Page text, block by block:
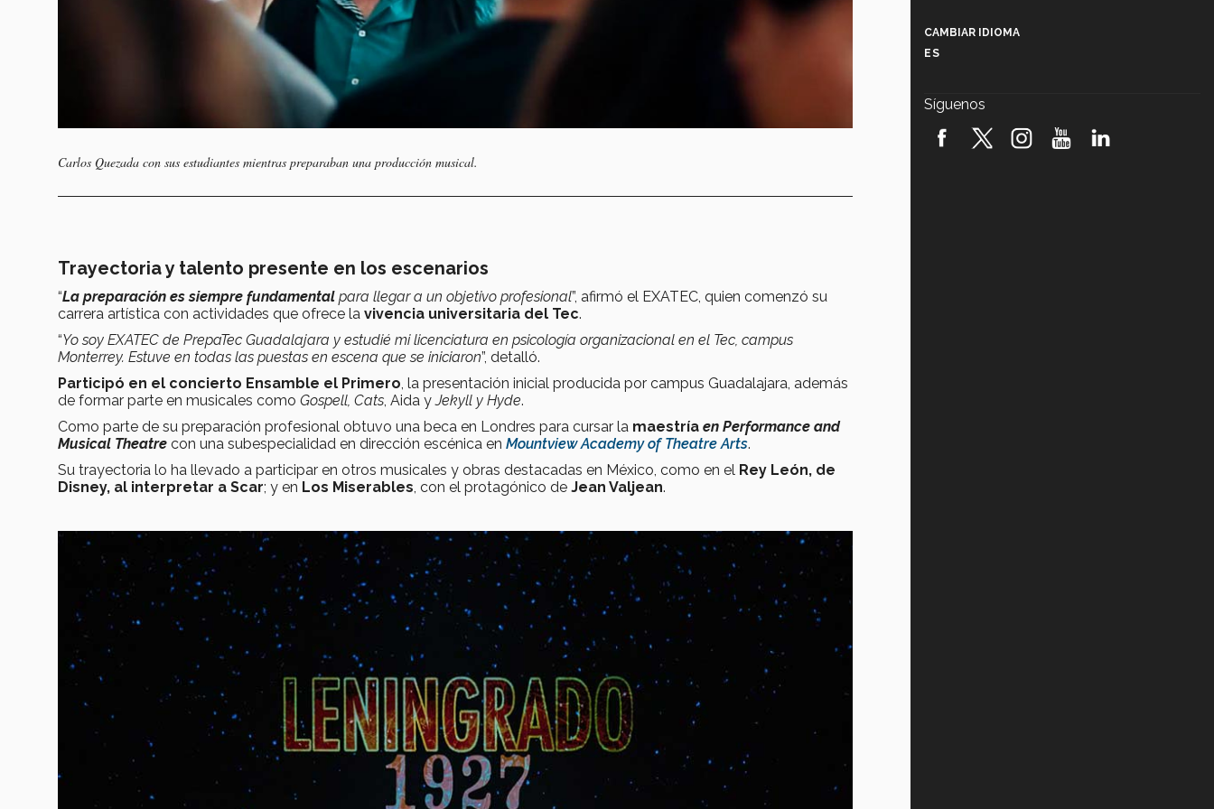
Carlos Quezada con sus estudiantes mientras preparaban una producción musical.
Trayectoria y talento presente en los escenarios
“La preparación es siempre fundamental para llegar a un objetivo profesional”, afirmó el EXATEC, quien comenzó su
carrera artística con actividades que ofrece la vivencia universitaria del Tec.
“Yo soy EXATEC de PrepaTec Guadalajara y estudié mi licenciatura en psicología organizacional en el Tec, campus
Monterrey. Estuve en todas las puestas en escena que se iniciaron”, detalló.
Participó en el concierto Ensamble el Primero, la presentación inicial producida por campus Guadalajara, además
de formar parte en musicales como Gospell, Cats, Aida yJekyll y Hyde.
Como parte de su preparación profesional obtuvo una beca en Londres para cursar la maestría en Performance and
Musical Theatre con una subespecialidad en dirección escénica en Mountview Academy of Theatre Arts.
Su trayectoria lo ha llevado a participar en otros musicales y obras destacadas en México, como en el Rey León, de
Disney, al interpretar a Scar; y en Los Miserables, con el protagónico de Jean Valjean.
robótica FIRST 2026! (video)
CAMBIAR IDIOMA
ES
Síguenos